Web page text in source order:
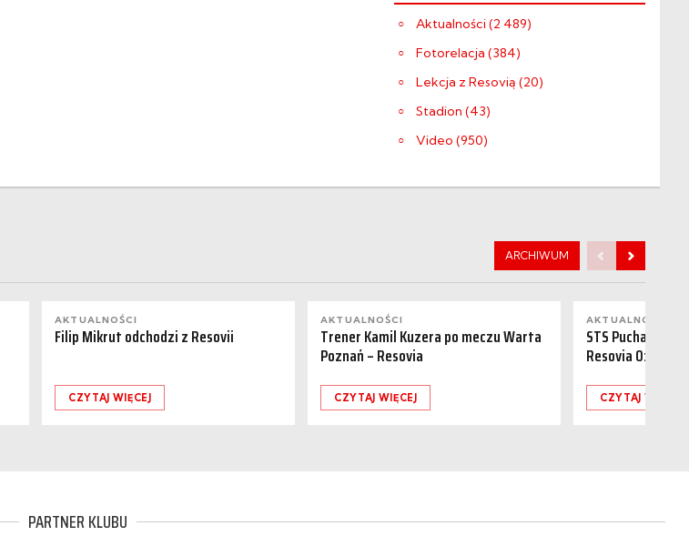
Aktualności (2 489)
Fotorelacja (384)
Lekcja z Resovią (20)
Stadion (43)
Video (950)
ARCHIWUM
AKTUALNOŚCI
Filip Mikrut odchodzi z Resovii
CZYTAJ WIĘCEJ
AKTUALNOŚCI
Trener Kamil Kuzera po meczu Warta
Poznań – Resovia
CZYTAJ WIĘCEJ
AKTUALNOŚCI
STS Puchar
Resovia 0:1
CZYTAJ WIĘCEJ
PARTNER KLUBU